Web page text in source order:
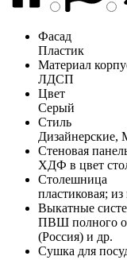
Фасад
Пластик
Материал
ЛДСП
Цвет
Серый
Стиль
Стеновая
ХДФ в цвет
Столешница
пластиковая;
Выкатные
ПВШ полного
(Россия) и др.
Сушка для